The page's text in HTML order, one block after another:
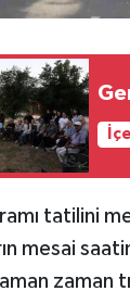
tatilini
mesai
zaman